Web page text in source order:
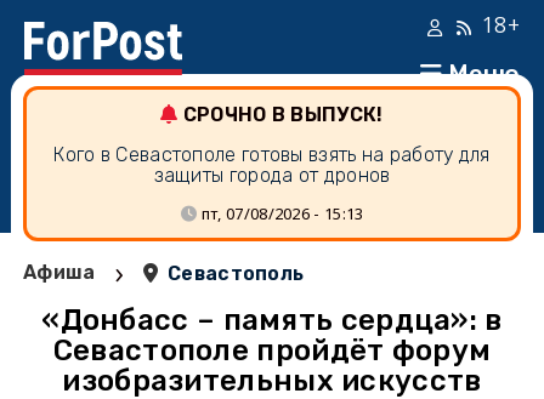
Меню
18+
СРОЧНО В ВЫПУСК!
Кого в Севастополе готовы взять на работу для
защиты города от дронов
пт, 07/08/2026 - 15:13
Афиша › Севастополь
«Донбасс – память сердца»: в
Севастополе пройдёт форум
изобразительных искусств